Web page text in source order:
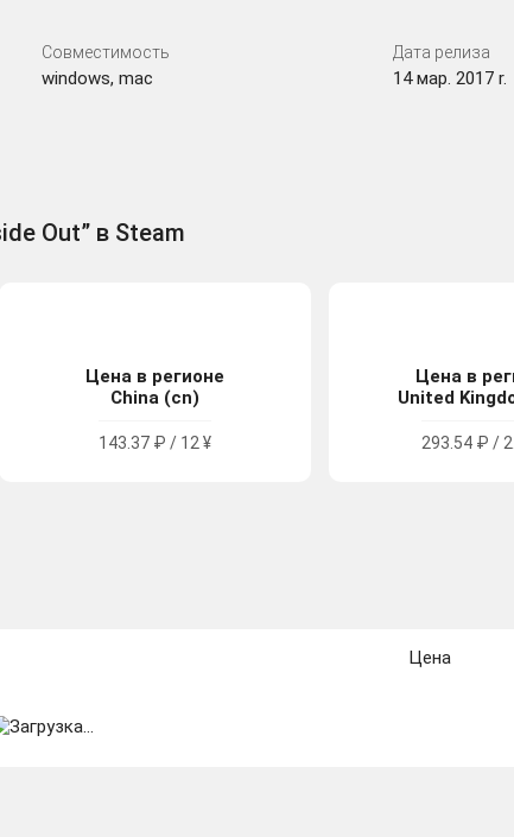
Совместимость
windows, mac
Дата релиза
14 мар. 2017 r.
Out” в Steam
Цена в регионе
China (cn)
143.37 ₽ / 12 ¥
Цена в
United
293.54 ₽ /
Цена